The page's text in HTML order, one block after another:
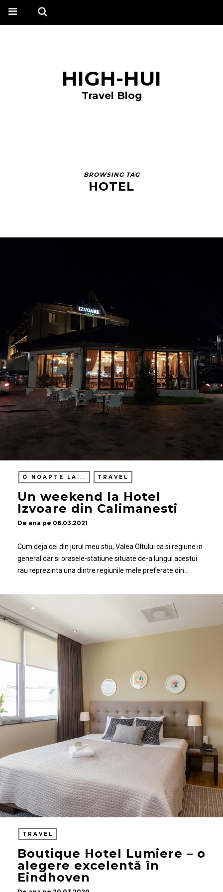
HIGH-HUI
Travel Blog
BROWSING TAG
HOTEL
O NOAPTE LA... TRAVEL
Un weekend la Hotel
Izvoare din Calimanesti
De ana pe 06.03.2021
Cum deja cei din jurul meu stiu, Valea Oltului ca si regiune in
general dar si orasele-statiune situate de-a lungul acestui
rau reprezinta una dintre regiunile mele preferate din…
TRAVEL
Boutique Hotel Lumiere – o
alegere excelentă în
Eindhoven